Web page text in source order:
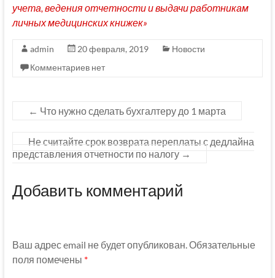
учета, ведения отчетности и выдачи работникам
личных медицинских книжек»
admin 20 февраля, 2019
Новости
Комментариев нет
← Что нужно сделать бухгалтеру до 1 марта
Не считайте срок возврата переплаты с дедлайна
представления отчетности по налогу →
Добавить комментарий
Ваш адрес email не будет опубликован. Обязательные
поля помечены *